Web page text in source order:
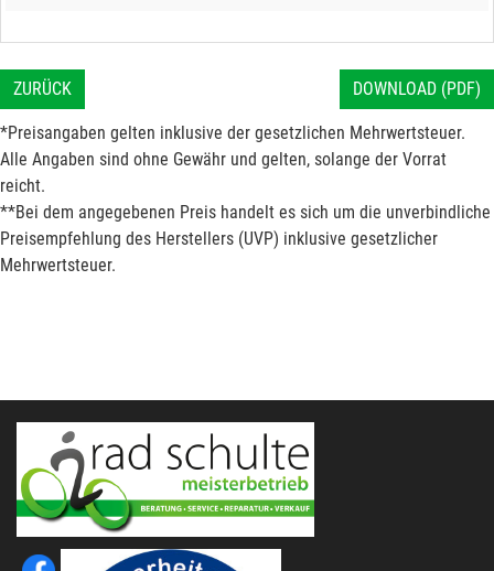
ZURÜCK DOWNLOAD (PDF)
*Preisangaben gelten inklusive der gesetzlichen Mehrwertsteuer.
Alle Angaben sind ohne Gewähr und gelten, solange der Vorrat
reicht.
**Bei dem angegebenen Preis handelt es sich um die unverbindliche
Preisempfehlung des Herstellers (UVP) inklusive gesetzlicher
Mehrwertsteuer.